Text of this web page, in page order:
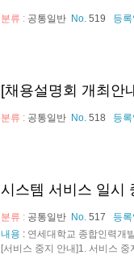
분류 : 공통일반 No. 519 등
[채용설명회 개최안
분류 : 공통일반 No. 518 등
시스템 서비스 일시
분류 : 공통일반 No. 517 등
내용 : 연세대학교 종합인력개
[서비스 중지 안내]1. 서비스